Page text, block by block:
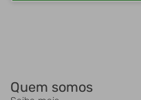
Quem somos